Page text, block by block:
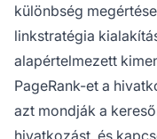
különbség
linkstratégia
alapértelmezett
PageRank-et a
azt mondják a
hivatkozást, és